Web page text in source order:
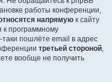
работы конференции,
напрямую к сайту
к программному
пошлёте email в адрес
третьей стороной,
вообще не получить